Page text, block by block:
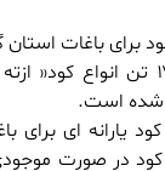
برای باغات
تاکنون ، بیش از ۱۷۰۹ تن
شده است.
یارانه ای برای
در صورت